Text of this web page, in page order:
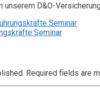
D&O-
Seminar
Seminar
Required fields are